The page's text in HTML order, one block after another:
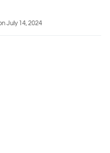
July 14, 2024